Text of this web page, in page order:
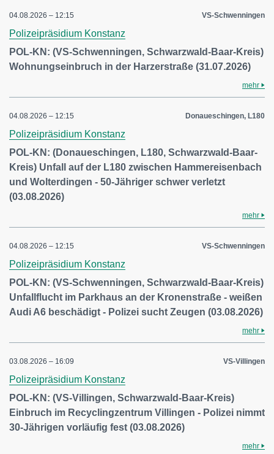
04.08.2026 – 12:15 VS-Schwenningen
Polizeipräsidium Konstanz
POL-KN: (VS-Schwenningen, Schwarzwald-Baar-Kreis)
Wohnungseinbruch in der Harzerstraße (31.07.2026)
mehr
04.08.2026 – 12:15 Donaueschingen, L180
Polizeipräsidium Konstanz
POL-KN: (Donaueschingen, L180, Schwarzwald-Baar-
Kreis) Unfall auf der L180 zwischen Hammereisenbach
und Wolterdingen - 50-Jähriger schwer verletzt
(03.08.2026)
mehr
04.08.2026 – 12:15 VS-Schwenningen
Polizeipräsidium Konstanz
POL-KN: (VS-Schwenningen, Schwarzwald-Baar-Kreis)
Unfallflucht im Parkhaus an der Kronenstraße - weißen
Audi A6 beschädigt - Polizei sucht Zeugen (03.08.2026)
mehr
03.08.2026 – 16:09 VS-Villingen
Polizeipräsidium Konstanz
POL-KN: (VS-Villingen, Schwarzwald-Baar-Kreis)
Einbruch im Recyclingzentrum Villingen - Polizei nimmt
30-Jährigen vorläufig fest (03.08.2026)
mehr